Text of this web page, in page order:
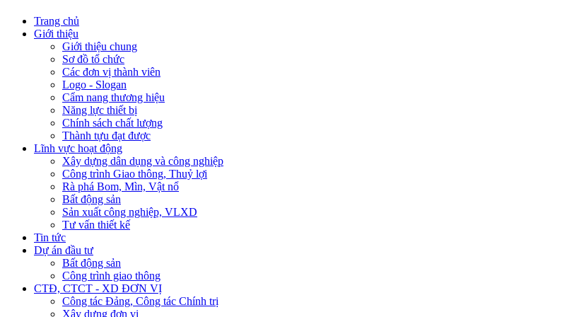
Trang chủ
Giới thiệu
Giới thiệu chung
Sơ đồ tổ chức
Các đơn vị thành viên
Logo - Slogan
Cẩm nang thương hiệu
Năng lực thiết bị
Chính sách chất lượng
Thành tựu đạt được
Lĩnh vực hoạt động
Xây dựng dân dụng và công nghiệp
Công trình Giao thông, Thuỷ lợi
Rà phá Bom, Mìn, Vật nổ
Bất động sản
Sản xuất công nghiệp, VLXD
Tư vấn thiết kế
Tin tức
Dự án đầu tư
Bất động sản
Công trình giao thông
CTĐ, CTCT - XD ĐƠN VỊ
Công tác Đảng, Công tác Chính trị
Xây dựng đơn vị